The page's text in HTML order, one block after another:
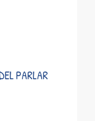
PARLAR